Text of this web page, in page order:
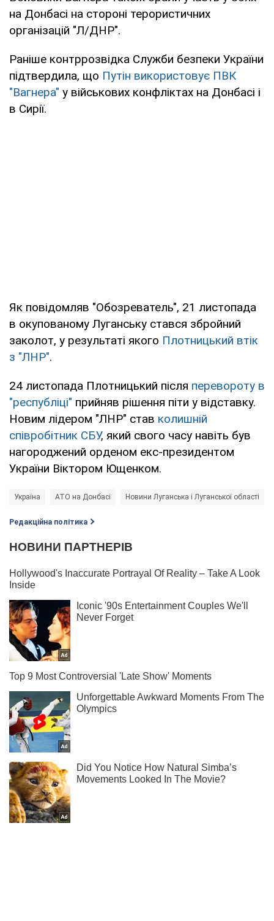
на Донбасі на стороні терористичних
організацій "Л/ДНР".
Раніше контррозвідка Служби безпеки України
підтвердила, що Путін використовує ПВК
"Вагнера" у військових конфліктах на Донбасі і
в Сирії.
Як повідомляв "Обозреватель", 21 листопада
в окупованому Луганську стався збройний
заколот, у результаті якого Плотницький втік
з "ЛНР".
24 листопада Плотницький після перевороту в
"республіці" прийняв рішення піти у відставку.
Новим лідером "ЛНР" став колишній
співробітник СБУ, який свого часу навіть був
нагороджений орденом екс-президентом
України Віктором Ющенком.
Україна АТО на Донбасі Новини Луганська і Луганської області
Редакційна політика